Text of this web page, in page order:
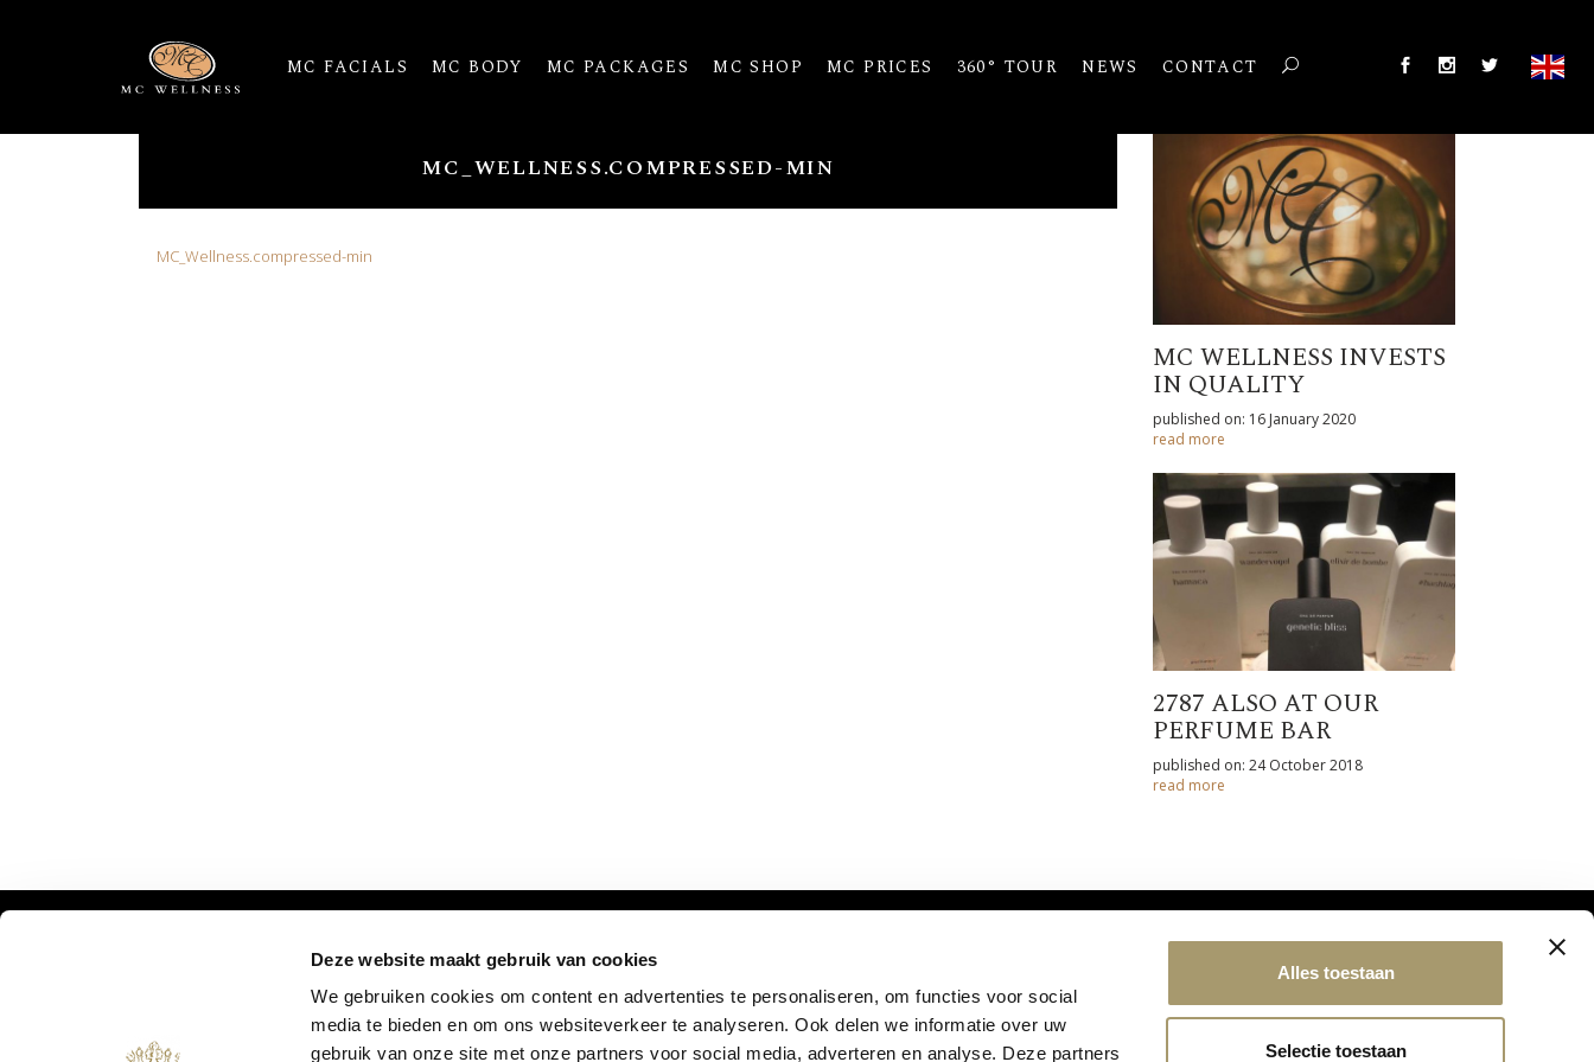
Deze website maakt gebruik van cookies
We gebruiken cookies om content en advertenties te personaliseren, om functies voor social
media te bieden en om ons websiteverkeer te analyseren. Ook delen we informatie over uw
gebruik van onze site met onze partners voor social media, adverteren en analyse. Deze partners
Alles toestaan
Selectie toestaan
MC FACIALS MC BODY MC PACKAGES MC SHOP MC PRICES 360° TOUR NEWS CONTACT
MC_WELLNESS.COMPRESSED-MIN
MC_Wellness.compressed-min
MC WELLNESS INVESTS
IN QUALITY
published on: 16 January 2020
read more
2787 ALSO AT OUR
PERFUME BAR
published on: 24 October 2018
read more